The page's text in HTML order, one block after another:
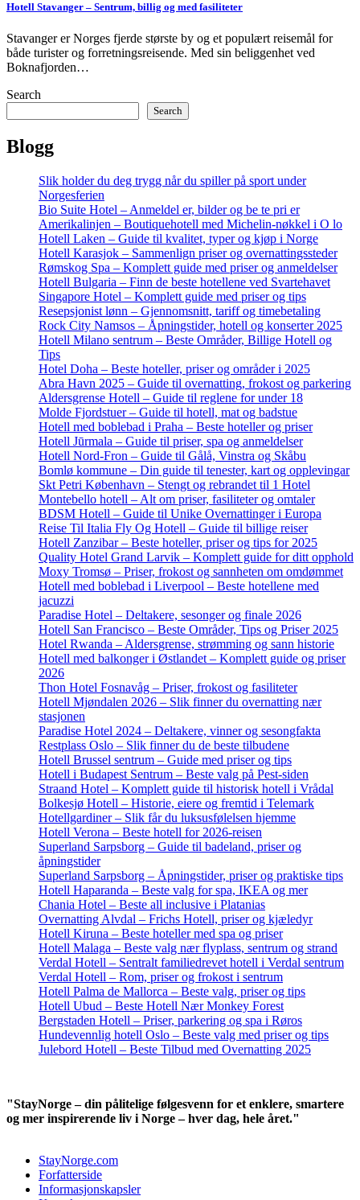
Hotell Stavanger – Sentrum, billig og med fasiliteter
Stavanger er Norges fjerde største by og et populært reisemål for
både turister og forretningsreisende. Med sin beliggenhet ved
Boknafjorden…
Search
Search
Blogg
Slik holder du deg trygg når du spiller på sport under
Norgesferien
Bio Suite Hotel – Anmeldel er, bilder og be te pri er
Amerikalinjen – Boutiquehotell med Michelin-nøkkel i O lo
Hotell Laken – Guide til kvalitet, typer og kjøp i Norge
Hotell Karasjok – Sammenlign priser og overnattingssteder
Rømskog Spa – Komplett guide med priser og anmeldelser
Hotell Bulgaria – Finn de beste hotellene ved Svartehavet
Singapore Hotel – Komplett guide med priser og tips
Resepsjonist lønn – Gjennomsnitt, tariff og timebetaling
Rock City Namsos – Åpningstider, hotell og konserter 2025
Hotell Milano sentrum – Beste Områder, Billige Hotell og
Tips
Hotel Doha – Beste hoteller, priser og områder i 2025
Abra Havn 2025 – Guide til overnatting, frokost og parkering
Aldersgrense Hotell – Guide til reglene for under 18
Molde Fjordstuer – Guide til hotell, mat og badstue
Hotell med boblebad i Praha – Beste hoteller og priser
Hotell Jūrmala – Guide til priser, spa og anmeldelser
Hotell Nord-Fron – Guide til Gålå, Vinstra og Skåbu
Bomlø kommune – Din guide til tenester, kart og opplevingar
Skt Petri København – Stengt og rebrandet til 1 Hotel
Montebello hotell – Alt om priser, fasiliteter og omtaler
BDSM Hotell – Guide til Unike Overnattinger i Europa
Reise Til Italia Fly Og Hotell – Guide til billige reiser
Hotell Zanzibar – Beste hoteller, priser og tips for 2025
Quality Hotel Grand Larvik – Komplett guide for ditt opphold
Moxy Tromsø – Priser, frokost og sannheten om omdømmet
Hotell med boblebad i Liverpool – Beste hotellene med
jacuzzi
Paradise Hotel – Deltakere, sesonger og finale 2026
Hotell San Francisco – Beste Områder, Tips og Priser 2025
Hotel Rwanda – Aldersgrense, strømming og sann historie
Hotell med balkonger i Østlandet – Komplett guide og priser
2026
Thon Hotel Fosnavåg – Priser, frokost og fasiliteter
Hotell Mjøndalen 2026 – Slik finner du overnatting nær
stasjonen
Paradise Hotel 2024 – Deltakere, vinner og sesongfakta
Restplass Oslo – Slik finner du de beste tilbudene
Hotell Brussel sentrum – Guide med priser og tips
Hotell i Budapest Sentrum – Beste valg på Pest-siden
Straand Hotel – Komplett guide til historisk hotell i Vrådal
Bolkesjø Hotell – Historie, eiere og fremtid i Telemark
Hotellgardiner – Slik får du luksusfølelsen hjemme
Hotell Verona – Beste hotell for 2026-reisen
Superland Sarpsborg – Guide til badeland, priser og
åpningstider
Superland Sarpsborg – Åpningstider, priser og praktiske tips
Hotell Haparanda – Beste valg for spa, IKEA og mer
Chania Hotel – Beste all inclusive i Platanias
Overnatting Alvdal – Frichs Hotell, priser og kjæledyr
Hotell Kiruna – Beste hoteller med spa og priser
Hotell Malaga – Beste valg nær flyplass, sentrum og strand
Verdal Hotell – Sentralt familiedrevet hotell i Verdal sentrum
Verdal Hotell – Rom, priser og frokost i sentrum
Hotell Palma de Mallorca – Beste valg, priser og tips
Hotell Ubud – Beste Hotell Nær Monkey Forest
Bergstaden Hotell – Priser, parkering og spa i Røros
Hundevennlig hotell Oslo – Beste valg med priser og tips
Julebord Hotell – Beste Tilbud med Overnatting 2025
"StayNorge – din pålitelige følgesvenn for et enklere, smartere
og mer inspirerende liv i Norge – hver dag, hele året."
StayNorge.com
Forfatterside
Informasjonskapsler